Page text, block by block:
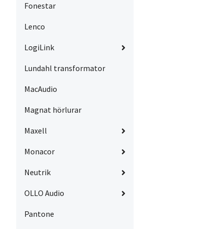
Fonestar
Lenco
LogiLink
Lundahl transformator
MacAudio
Magnat hörlurar
Maxell
Monacor
Neutrik
OLLO Audio
Pantone